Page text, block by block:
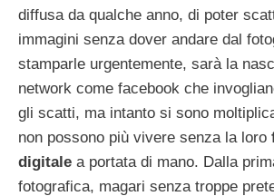
diffusa da qualche anno, di poter
immagini senza dover andare dal
stamparle urgentemente, sarà la
network come facebook che
gli scatti, ma intanto si sono
non possono più vivere senza la loro
digitale a portata di mano. Dalla
fotografica, magari senza troppe